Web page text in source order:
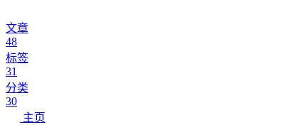
文章
48
标签
31
分类
30
主页